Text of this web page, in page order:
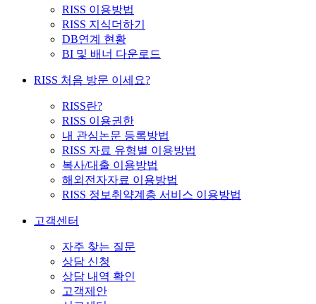
RISS 이용방법
RISS 지식더하기
DB연계 현황
BI 및 배너 다운로드
RISS 처음 방문 이세요?
RISS란?
RISS 이용권한
내 관심논문 등록방법
RISS 자료 유형별 이용방법
복사/대출 이용방법
해외전자자료 이용방법
RISS 정보취약계층 서비스 이용방법
고객센터
자주 찾는 질문
상담 신청
상담 내역 확인
고객제안